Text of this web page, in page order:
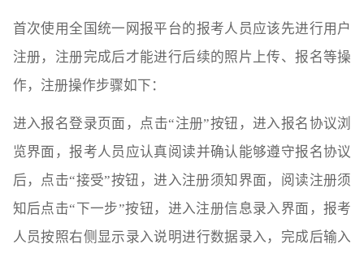
首次使用全国统一网报平台的报考人员应该先进行用户
注册，注册完成后才能进行后续的照片上传、报名等操
作，注册操作步骤如下：
进入报名登录页面，点击“注册”按钮，进入报名协议浏
览界面，报考人员应认真阅读并确认能够遵守报名协议
后，点击“接受”按钮，进入注册须知界面，阅读注册须
知后点击“下一步”按钮，进入注册信息录入界面，报考
人员按照右侧显示录入说明进行数据录入，完成后输入